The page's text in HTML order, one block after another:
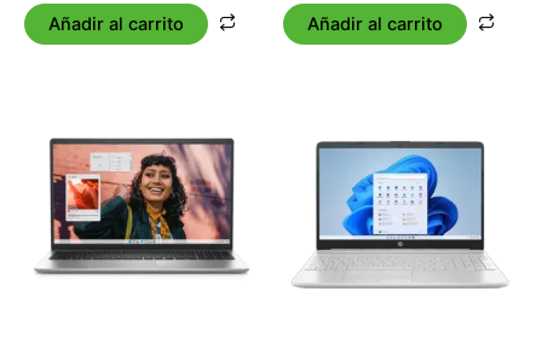
Añadir al carrito Añadir al carrito